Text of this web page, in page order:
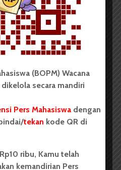
Kinerja
Maksimal
(BOPM) Wacana
secara mandiri
Pers Mahasiswa dengan
tekan kode QR di
ribu, Kamu telah
kemandirian Pers